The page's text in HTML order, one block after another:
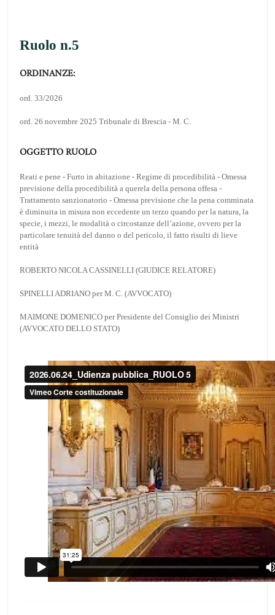
Ruolo n.5
ORDINANZE:
ord. 33/2026
ord. 26 novembre 2025 Tribunale di Brescia - M. C.
OGGETTO RUOLO
Reati e pene - Furto in abitazione - Regime di procedibilità - Omessa
previsione della procedibilità a querela della persona offesa -
Trattamento sanzionatorio - Omessa previsione che la pena comminata
è diminuita in misura non eccedente un terzo quando per la natura, la
specie, i mezzi, le modalità o circostanze dell’azione, ovvero per la
particolare tenuità del danno o del pericolo, il fatto risulti di lieve
entità
ROBERTO NICOLA CASSINELLI (GIUDICE RELATORE)
SPINELLI ADRIANO per M. C. (AVVOCATO)
MAIMONE DOMENICO per Presidente del Consiglio dei Ministri
(AVVOCATO DELLO STATO)